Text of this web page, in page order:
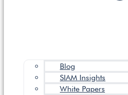
Blog
SIAM Insights
White Papers